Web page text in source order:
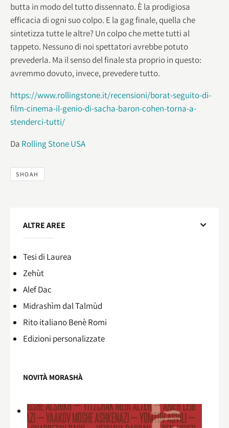
butta in modo del tutto dissennato. È la prodigiosa
efficacia di ogni suo colpo. E la gag finale, quella che
sintetizza tutte le altre? Un colpo che mette tutti al
tappeto. Nessuno di noi spettatori avrebbe potuto
prevederla. Ma il senso del finale sta proprio in questo:
avremmo dovuto, invece, prevedere tutto.
https://www.rollingstone.it/recensioni/borat-seguito-di-
film-cinema-il-genio-di-sacha-baron-cohen-torna-a-
stenderci-tutti/
Da Rolling Stone USA
SHOAH
ALTRE AREE
Tesi di Laurea
Zehùt
Alef Dac
Midrashìm dal Talmùd
Rito italiano Benè Romi​
Edizioni personalizzate
NOVITÀ MORASHÀ